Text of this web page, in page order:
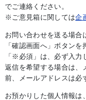
でご連絡ください。
※ご意見箱に関しては企
お問い合わせを送る場合
「確認画面へ」ボタンを
「※必須」は、必ず入力
返信を希望する場合は、
前、メールアドレスは必
お預かりした個人情報は